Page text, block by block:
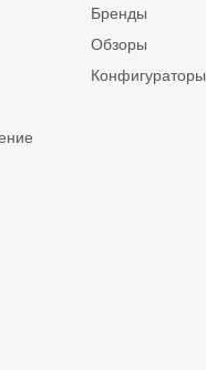
Бренды
Обзоры
Конфигураторы